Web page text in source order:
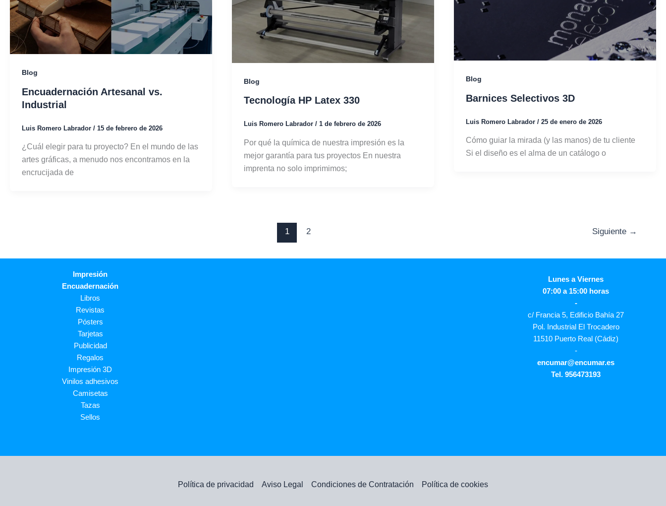
Blog
Encuadernación Artesanal vs.
Industrial
Luis Romero Labrador / 15 de febrero de 2026
¿Cuál elegir para tu proyecto? En el mundo de las
artes gráficas, a menudo nos encontramos en la
encrucijada de
Blog
Tecnología HP Latex 330
Luis Romero Labrador / 1 de febrero de 2026
Por qué la química de nuestra impresión es la
mejor garantía para tus proyectos En nuestra
imprenta no solo imprimimos;
Blog
Barnices Selectivos 3D
Luis Romero Labrador / 25 de enero de 2026
Cómo guiar la mirada (y las manos) de tu cliente
Si el diseño es el alma de un catálogo o
1 2 Siguiente →
Impresión
Encuadernación
Libros
Revistas
Pósters
Tarjetas
Publicidad
Regalos
Impresión 3D
Vinilos adhesivos
Camisetas
Tazas
Sellos
Lunes a Viernes
07:00 a 15:00 horas
-
c/ Francia 5, Edificio Bahía 27
Pol. Industrial El Trocadero
11510 Puerto Real (Cádiz)
-
encumar@encumar.es
Tel. 956473193
Política de privacidad Aviso Legal Condiciones de Contratación Política de cookies